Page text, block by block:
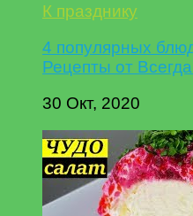
К празднику
4 популярных
Рецепты от
30 Окт, 2020